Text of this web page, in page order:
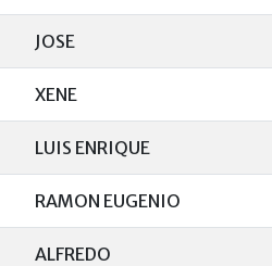
JOSE
XENE
LUIS ENRIQUE
RAMON EUGENIO
ALFREDO